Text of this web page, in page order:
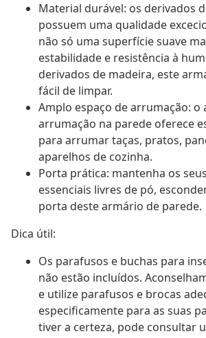
Material durável: os derivados
possuem uma qualidade
não só uma superfície suave
estabilidade e resistência à
derivados de madeira, este
fácil de limpar.
Amplo espaço de arrumação: o
arrumação na parede oferece
para arrumar taças, pratos,
aparelhos de cozinha.
Porta prática: mantenha os
essenciais livres de pó,
porta deste armário de parede.
Dica útil:
Os parafusos e buchas para
não estão incluídos.
e utilize parafusos e brocas
especificamente para as suas
tiver a certeza, pode consultar